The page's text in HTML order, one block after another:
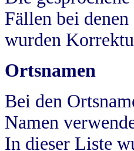
Fällen bei
wurden
Ortsnamen
Bei den
Namen
In dieser Liste